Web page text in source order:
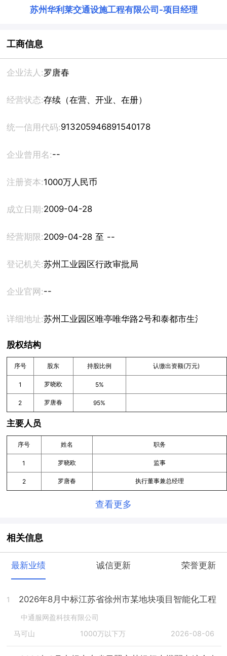
苏州华利莱交通设施工程有限公司 -项目经理
工商信息
企业法人:罗唐春
经营状态:存续（在营、开业、在册）
统一信用代码:913205946891540178
企业曾用名:--
注册资本:1000万人民币
成立日期:2009-04-28
经营期限: 2009-04-28 至 --
登记机关:苏州工业园区行政审批局
企业官网:--
详细地址:苏州工业园区唯亭唯华路2号和泰都市生活广场
股权结构
序号 股东 持股比例 认缴出资额(万元)
1 罗晓欧 5%
2 罗唐春 95%
主要人员
序号 姓名 职务
1 罗晓欧 监事
2 罗唐春 执行董事兼总经理
查看更多
相关信息
最新业绩 诚信更新 荣誉更新
1 2026年8月中标江苏省徐州市某地块项目智能化工程
中通服网盈科技有限公司
马可山
1000万以下万 2026-08-06